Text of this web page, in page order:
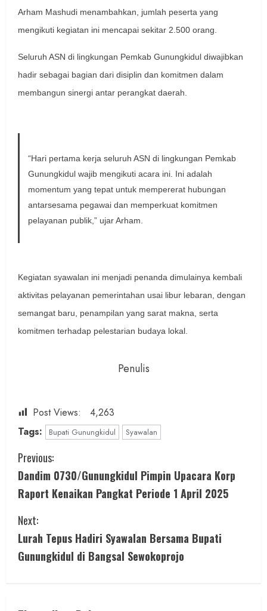
Arham Mashudi menambahkan, jumlah peserta yang
mengikuti kegiatan ini mencapai sekitar 2.500 orang.
Seluruh ASN di lingkungan Pemkab Gunungkidul diwajibkan
hadir sebagai bagian dari disiplin dan komitmen dalam
membangun sinergi antar perangkat daerah.
“Hari pertama kerja seluruh ASN di lingkungan Pemkab
Gunungkidul wajib mengikuti acara ini. Ini adalah
momentum yang tepat untuk mempererat hubungan
antarsesama pegawai dan memperkuat komitmen
pelayanan publik,” ujar Arham.
Kegiatan syawalan ini menjadi penanda dimulainya kembali
aktivitas pelayanan pemerintahan usai libur lebaran, dengan
semangat baru, penampilan yang sarat makna, serta
komitmen terhadap pelestarian budaya lokal.
Penulis
Post Views:
4,263
Tags:
Bupati Gunungkidul Syawalan
C
o
n
t
i
Previous:
Dandim 0730/Gunungkidul Pimpin Upacara Korp
Raport Kenaikan Pangkat Periode 1 April 2025
Next:
Lurah Tepus Hadiri Syawalan Bersama Bupati
Gunungkidul di Bangsal Sewokoprojo